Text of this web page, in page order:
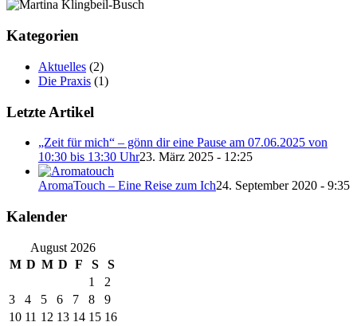
Kategorien
Aktuelles (2)
Die Praxis (1)
Letzte Artikel
„Zeit für mich“ – gönn dir eine Pause am 07.06.2025 von
10:30 bis 13:30 Uhr23. März 2025 - 12:25
AromaTouch – Eine Reise zum Ich24. September 2020 - 9:35
Kalender
August 2026
M D M D F S
S
1
2
3
4 5 6 7 8
9
10 11 12 13 14 15 16